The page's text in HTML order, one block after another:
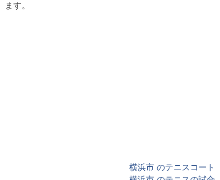
ます。
横浜市 のテニスコート